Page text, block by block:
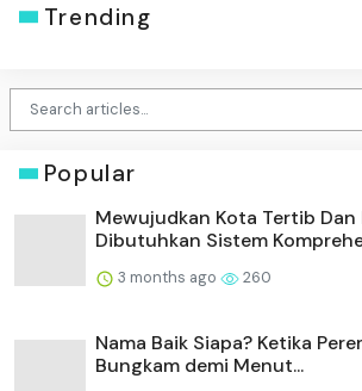
Trending
Popular
Mewujudkan Kota Tertib Dan
Dibutuhkan Sistem
3 months ago 260
Nama Baik Siapa? Ketika
Bungkam demi Menut...